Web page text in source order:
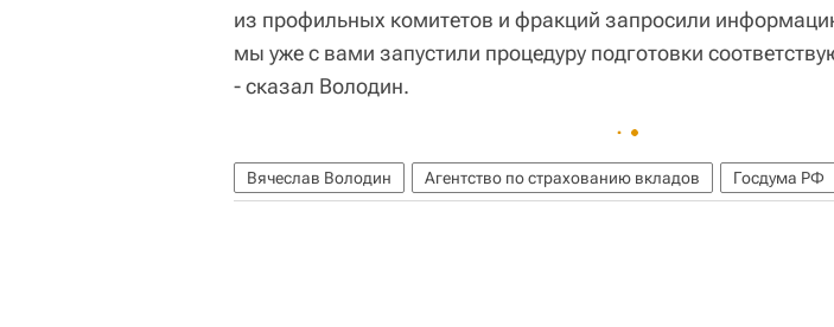
из профильных комитетов и фракций запросили
мы уже с вами запустили процедуру подготовки
- сказал Володин.
Вячеслав Володин Агентство по страхованию вкладов Госдума РФ